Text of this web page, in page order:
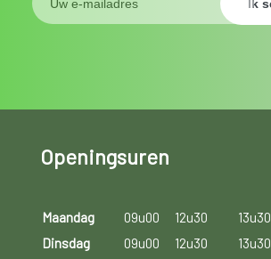
Openingsuren
Maandag 09u00 12u30 13u30
Dinsdag
09u00 12u30 13u30